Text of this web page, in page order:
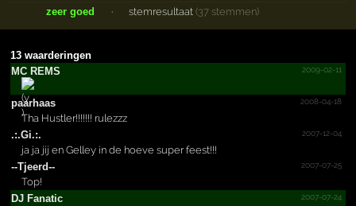
zeer goed
· stemresultaat (37 stemmen)
13 waarderingen
MC REMS
2009-02-11
paarhaas 2008-04-18
Tha Hustler!!!!!!! rulezzz
.:.Gi.:.
2007-12-04
ja ja jij en Gelley in de hoeve super feest!!!
--Tjeerd--
2007-07-25
Top!
DJ Fanatic
2007-07-24